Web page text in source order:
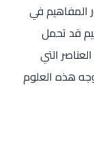
المفاهيم في
قد تحمل
التي
هذه العلوم